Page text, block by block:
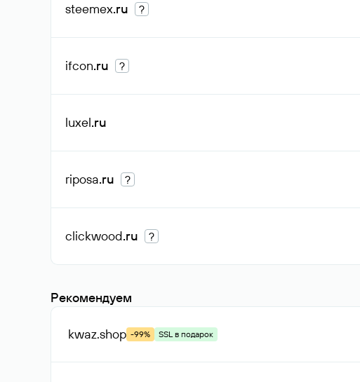
steemex.ru ?
ifcon.ru ?
luxel.ru
riposa.ru ?
clickwood.ru ?
Рекомендуем
kwaz.shop -99% SSL в подарок